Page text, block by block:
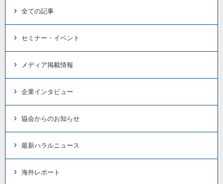
全ての記事
セミナー・イベント
メディア掲載情報
企業インタビュー
協会からのお知らせ
最新ハラルニュース
海外レポート